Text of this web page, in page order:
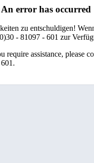
error has occurred
zu entschuldigen!
- 81097 - 601 zur
assistance, please